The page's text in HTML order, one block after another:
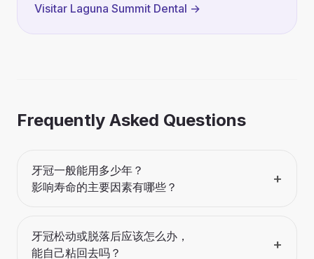
Visitar Laguna Summit Dental →
Frequently Asked Questions
牙冠一般能用多少年？
影响寿命的主要因素有哪些？
+
牙冠松动或脱落后应该怎么办，
能自己粘回去吗？
+